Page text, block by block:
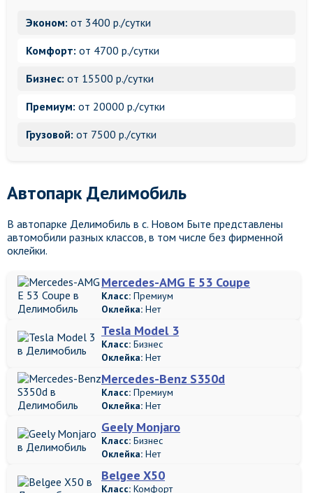
Эконом: от 3400 р./сутки
Комфорт: от 4700 р./сутки
Бизнес: от 15500 р./сутки
Премиум: от 20000 р./сутки
Грузовой: от 7500 р./сутки
Автопарк Делимобиль
В автопарке Делимобиль в с. Новом Быте представлены
автомобили разных классов, в том числе без фирменной
оклейки.
Mercedes-AMG E 53 Coupe
Класс: Премиум
Оклейка: Нет
Tesla Model 3
Класс: Бизнес
Оклейка: Нет
Mercedes-Benz S350d
Класс: Премиум
Оклейка: Нет
Geely Monjaro
Класс: Бизнес
Оклейка: Нет
Belgee X50
Класс: Комфорт